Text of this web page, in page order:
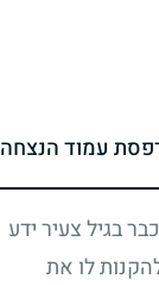
עמוד הנצחה
בגיל צעיר ידע
לו את